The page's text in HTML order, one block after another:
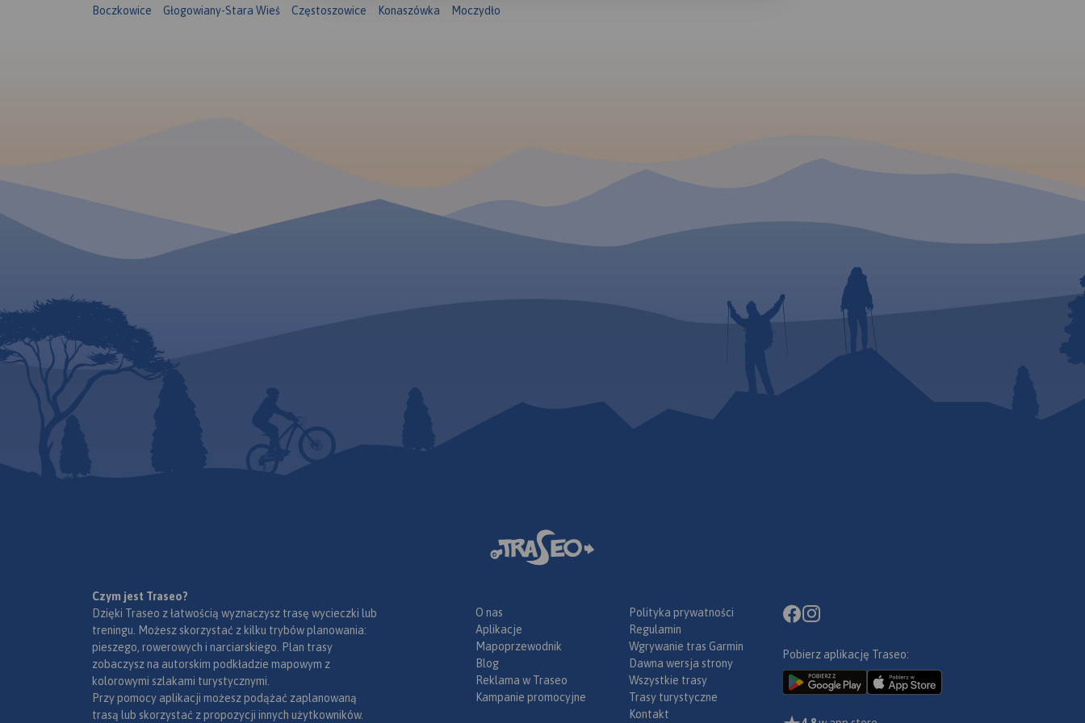
Boczkowice
Głogowiany-Stara Wieś Częstoszowice Konaszówka Moczydło
Czym jest Traseo?
Dzięki Traseo z łatwością wyznaczysz trasę wycieczki lub
treningu. Możesz skorzystać z kilku trybów planowania:
pieszego, rowerowych i narciarskiego. Plan trasy
zobaczysz na autorskim podkładzie mapowym z
kolorowymi szlakami turystycznymi.
Przy pomocy aplikacji możesz podążać zaplanowaną
trasą lub skorzystać z propozycji innych użytkowników.
O nas
Aplikacje
Mapoprzewodnik
Blog
Reklama w Traseo
Kampanie promocyjne
Polityka prywatności
Regulamin
Wgrywanie tras Garmin
Dawna wersja strony
Wszystkie trasy
Trasy turystyczne
Kontakt
Pobierz aplikację Traseo: